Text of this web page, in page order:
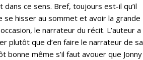
ce sens. Bref, toujours est-il qu’il
se hisser au sommet et avoir la grande
le narrateur du récit. L’auteur a
plutôt que d’en faire le narrateur de sa
même s’il faut avouer que Jonny